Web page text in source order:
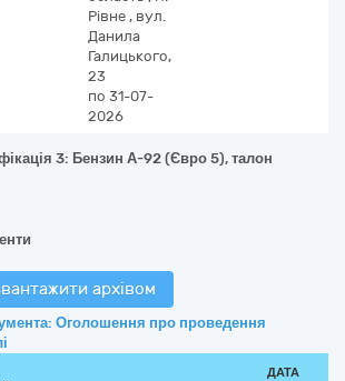
Рівне , вул.
Данила
Галицького,
23
по 31-07-
2026
3: Бензин А-92 (Євро 5), талон
архівом
Оголошення про проведення
ДАТА